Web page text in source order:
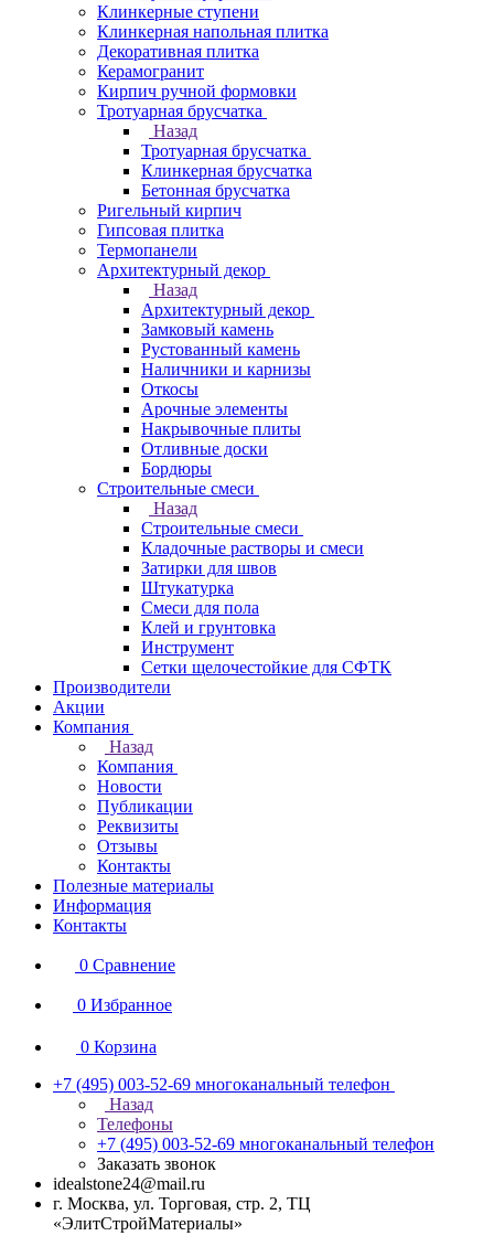
Клинкерные ступени
Клинкерная напольная плитка
Декоративная плитка
Керамогранит
Кирпич ручной формовки
Тротуарная брусчатка
Назад
Тротуарная брусчатка
Клинкерная брусчатка
Бетонная брусчатка
Ригельный кирпич
Гипсовая плитка
Термопанели
Архитектурный декор
Назад
Архитектурный декор
Замковый камень
Рустованный камень
Наличники и карнизы
Откосы
Арочные элементы
Накрывочные плиты
Отливные доски
Бордюры
Строительные смеси
Назад
Строительные смеси
Кладочные растворы и смеси
Затирки для швов
Штукатурка
Смеси для пола
Клей и грунтовка
Инструмент
Сетки щелочестойкие для СФТК
Производители
Акции
Компания
Назад
Компания
Новости
Публикации
Реквизиты
Отзывы
Контакты
Полезные материалы
Информация
Контакты
0 Сравнение
0 Избранное
0 Корзина
+7 (495) 003-52-69 многоканальный телефон
Назад
Телефоны
+7 (495) 003-52-69 многоканальный телефон
Заказать звонок
idealstone24@mail.ru
г. Москва, ул. Торговая, стр. 2, ТЦ
«ЭлитСтройМатериалы»